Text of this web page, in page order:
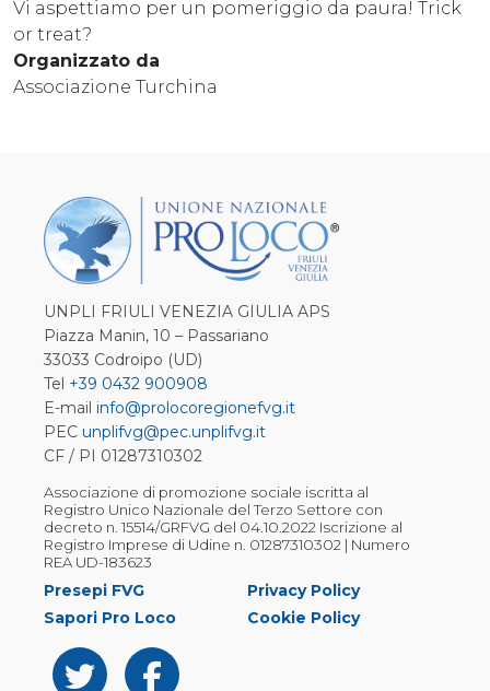
Vi aspettiamo per un pomeriggio da paura! Trick
or treat?
Organizzato da
Associazione Turchina
UNPLI FRIULI VENEZIA GIULIA APS
Piazza Manin, 10 – Passariano
33033 Codroipo (UD)
Tel +39 0432 900908
E-mail info@prolocoregionefvg.it
PEC unplifvg@pec.unplifvg.it
CF / PI 01287310302
Associazione di promozione sociale iscritta al
Registro Unico Nazionale del Terzo Settore con
decreto n. 15514/GRFVG del 04.10.2022 Iscrizione al
Registro Imprese di Udine n. 01287310302 | Numero
REA UD-183623
Presepi FVG
Sapori Pro Loco
Privacy Policy
Cookie Policy